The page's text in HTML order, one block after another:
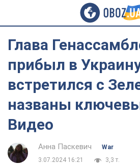
Глава
прибыл в
встретился с
названы
Видео
Анна Паскевич
War
3.07.2024 16:21
3,3 т.